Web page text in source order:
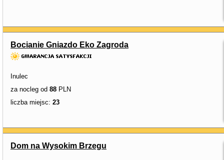
Bocianie Gniazdo Eko Zagroda
Inulec
za nocleg od 88 PLN
liczba miejsc: 23
Dom na Wysokim Brzegu